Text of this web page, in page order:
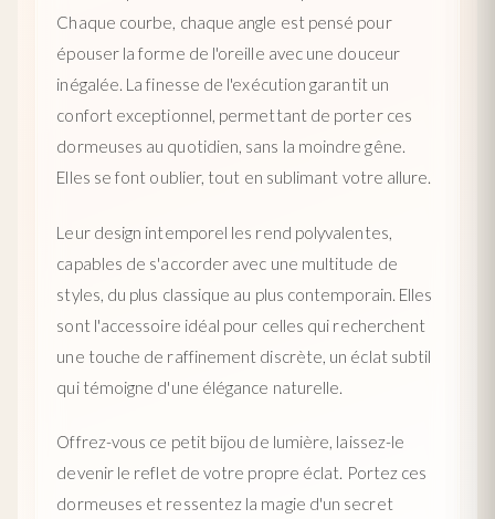
Chaque courbe, chaque angle est pensé pour
épouser la forme de l'oreille avec une douceur
inégalée. La finesse de l'exécution garantit un
confort exceptionnel, permettant de porter ces
dormeuses au quotidien, sans la moindre gêne.
Elles se font oublier, tout en sublimant votre allure.
Leur design intemporel les rend polyvalentes,
capables de s'accorder avec une multitude de
styles, du plus classique au plus contemporain. Elles
sont l'accessoire idéal pour celles qui recherchent
une touche de raffinement discrète, un éclat subtil
qui témoigne d'une élégance naturelle.
Offrez-vous ce petit bijou de lumière, laissez-le
devenir le reflet de votre propre éclat. Portez ces
dormeuses et ressentez la magie d'un secret